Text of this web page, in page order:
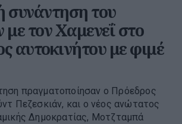
συνάντηση του
με τον Χαμενεΐ στο
αυτοκινήτου με φιμέ
πραγματοποίησαν ο Πρόεδρος
Πεζεσκιάν, και ο νέος ανώτατος
Δημοκρατίας, Μοτζταμπά